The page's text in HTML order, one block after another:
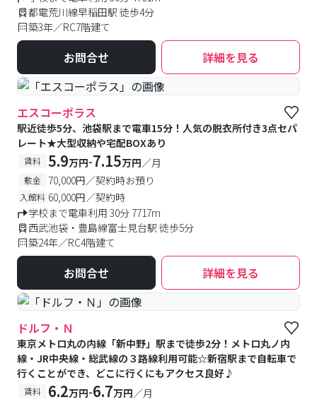
都電荒川線早稲田駅 徒歩4分
築3年／RC7階建て
お問合せ 詳細を見る
エスコーポラス
駅近徒歩5分、池袋駅まで電車15分！人気の脱衣所付き3点セパ
レート★大型収納や宅配BOXあり
賃料 5.9万円-7.15万円／月
敷金 70,000円／契約時お預り
入館料 60,000円／契約時
学校まで電車利用 30分 7717m
西武池袋・豊島線富士見台駅 徒歩5分
築24年／RC4階建て
お問合せ 詳細を見る
ドルフ・Ｎ
東京メトロ丸の内線「新中野」駅まで徒歩2分！メトロ丸ノ内
線・JR中央線・総武線の３路線利用可能☆新宿駅まで自転車で
行くことができ、どこに行くにもアクセス良好♪
賃料 6.2万円-6.7万円／月